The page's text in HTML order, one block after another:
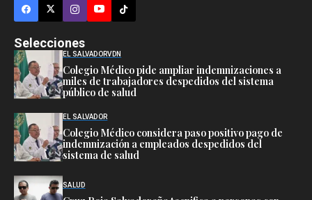
Selecciones
EL SALVADORVDN
Colegio Médico pide ampliar indemnizaciones a
miles de trabajadores despedidos del sistema
público de salud
EL SALVADOR
Colegio Médico considera paso positivo pago de
indemnización a empleados despedidos del
sistema de salud
SALUD